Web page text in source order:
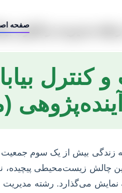
صفحهمدیریت و کنترل
کنترل
آینده‌پژوهی
زندگی بیش از یک سوم جمعیت
زیست‌محیطی پیچیده، نه
می‌گذارد. رشته مدیریت و